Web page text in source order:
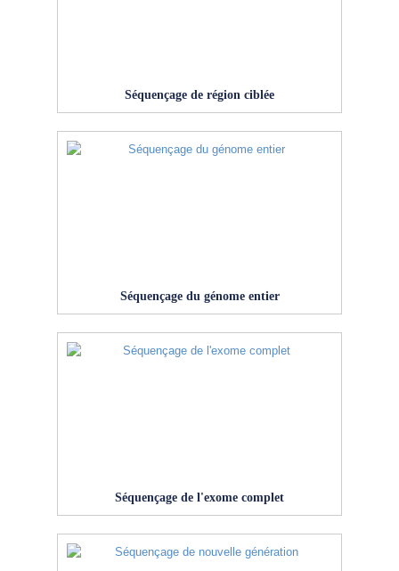
Séquençage de région ciblée
Séquençage du génome entier
Séquençage de l'exome complet